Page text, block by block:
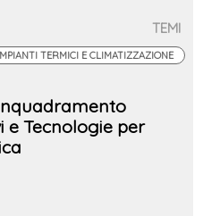
TEMI
TERMICI E CLIMATIZZAZIONE
e Tecnologie per